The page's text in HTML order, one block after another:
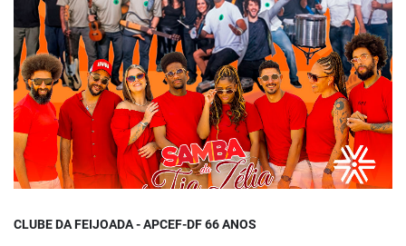
CLUBE DA FEIJOADA - APCEF-DF 66 ANOS